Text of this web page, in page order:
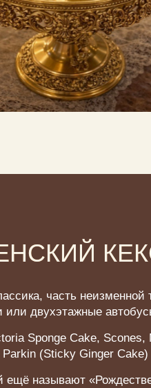
часть неизменной
или двухэтажные
Sponge Cake, Scones,
(Sticky Ginger Cake)
ещё называют